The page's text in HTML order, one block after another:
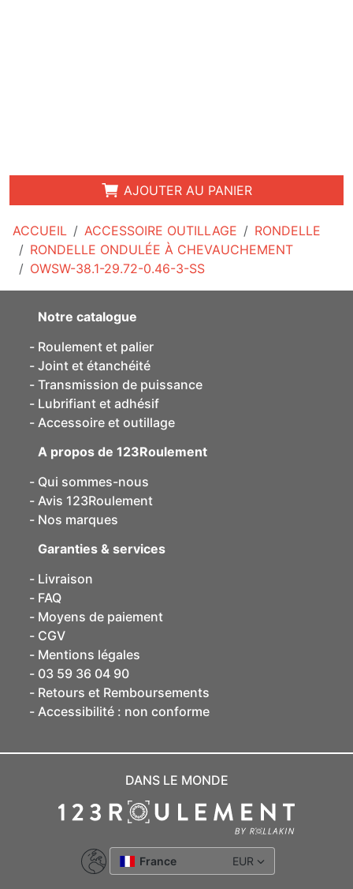
ACCUEIL ACCESSOIRE OUTILLAGE
RONDELLE
RONDELLE ONDULÉE À CHEVAUCHEMENT
OWSW-38.1-29.72-0.46-3-SS
AJOUTER AU PANIER
Notre catalogue
Roulement et palier
Joint et étanchéité
Transmission de puissance
Lubrifiant et adhésif
Accessoire et outillage
A propos de 123Roulement
Qui sommes-nous
Avis 123Roulement
Nos marques
Garanties & services
Livraison
FAQ
Moyens de paiement
CGV
Mentions légales
03 59 36 04 90
Retours et Remboursements
Accessibilité : non conforme
DANS LE MONDE
France EUR